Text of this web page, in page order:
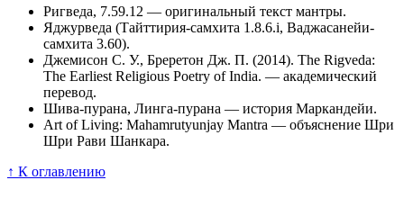
Ригведа, 7.59.12 — оригинальный текст мантры.
Яджурведа (Тайттирия-самхита 1.8.6.i, Ваджасанейи-
самхита 3.60).
Джемисон С. У., Бреретон Дж. П. (2014). The Rigveda:
The Earliest Religious Poetry of India. — академический
перевод.
Шива-пурана, Линга-пурана — история Маркандейи.
Art of Living: Mahamrutyunjay Mantra — объяснение Шри
Шри Рави Шанкара.
↑ К оглавлению